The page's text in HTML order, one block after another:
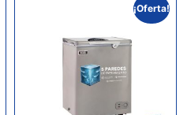
¡Oferta!